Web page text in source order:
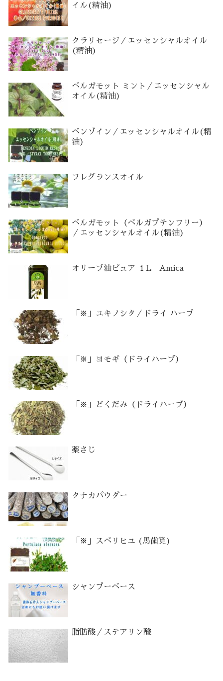
イル(精油)
クラリセージ／エッセンシャルオイル
(精油)
ベルガモット ミント／エッセンシャル
オイル(精油)
ベンゾイン／エッセンシャルオイル(精
油)
フレグランスオイル
ベルガモット（ベルガプテンフリー）
／エッセンシャルオイル(精油)
オリーブ油ピュア １L Amica
「※」ユキノシタ／ドライ ハーブ
「※」ヨモギ（ドライハーブ）
「※」どくだみ（ドライハーブ）
薬さじ
タナカパウダー
「※」スベリヒユ (馬歯筧)
シャンプーベース
脂肪酸／ステアリン酸